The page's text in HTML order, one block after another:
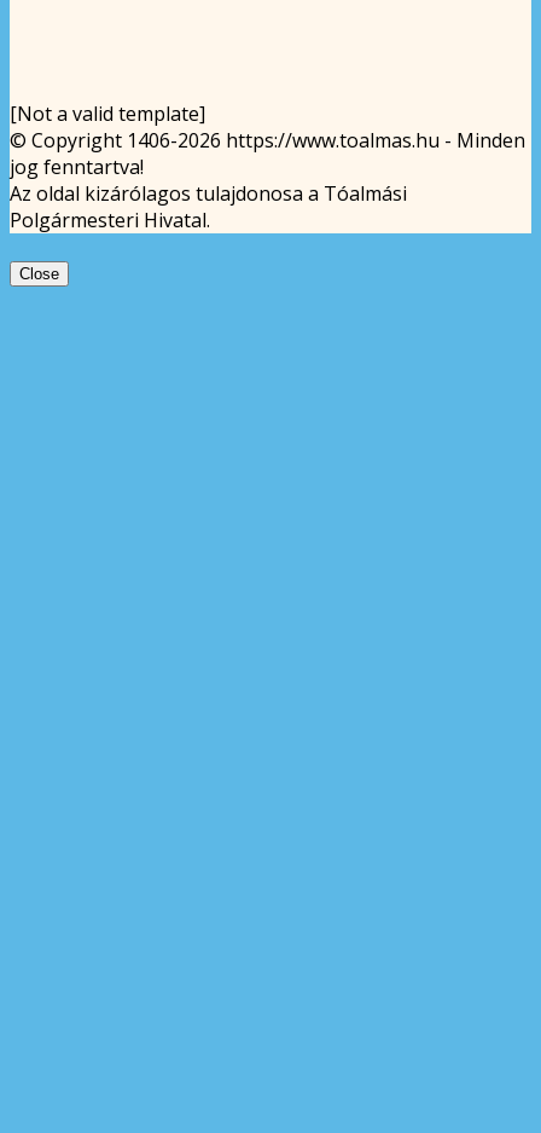
[Not a valid template]
© Copyright 1406-2026 https://www.toalmas.hu - Minden
jog fenntartva!
Az oldal kizárólagos tulajdonosa a Tóalmási
Polgármesteri Hivatal.
Close